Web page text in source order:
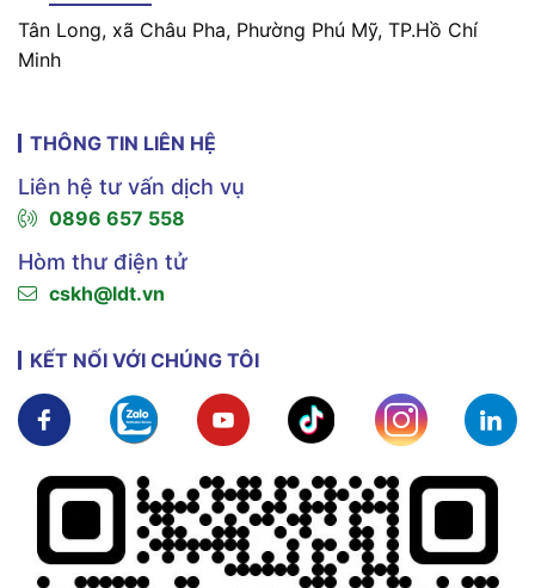
Tân Long, xã Châu Pha, Phường Phú Mỹ, TP.Hồ Chí
Minh
THÔNG TIN LIÊN HỆ
Liên hệ tư vấn dịch vụ
0896 657 558
Hòm thư điện tử
cskh@ldt.vn
KẾT NỐI VỚI CHÚNG TÔI
Xem chi tiết Xem chi tiếtXem chi tiết Xem chi tiết Xem chi tiết